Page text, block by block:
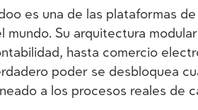
es una de las plataformas
mundo. Su arquitectura
hasta comercio
poder se desbloquea
a los procesos reales de